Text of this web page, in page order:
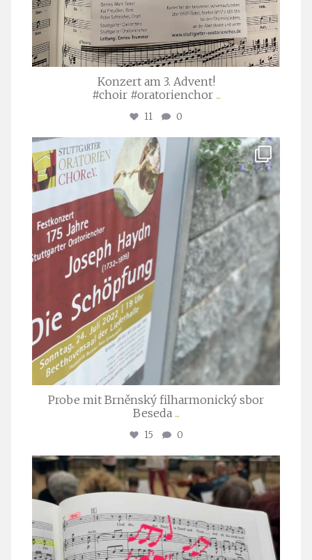
Konzert am 3. Advent!
#choir #oratorienchor ...
11 0
stuttgarter_oratorienchor
Juli 23
Probe mit Brněnský filharmonický sbor
Beseda ...
15 0
stuttgarter_oratorienchor
Juli 23